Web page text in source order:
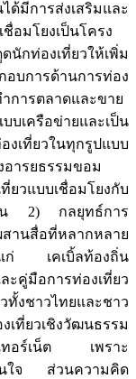
การส่งเสริมและ
อมโยงเป็นโครง
นักท่องเที่ยวให้เพิ่ม
บการด้านการท่อง
การตลาดและขาย
เครือข่ายและเป็น
เที่ยวในทุกรูปแบบ
อารยธรรมขอม
วแบบเชื่อมโยงกับ
ชน 2) กลยุทธ์การ
สานสื่อที่หลากหลาย
ก่ เคเบิ้ลท้องถิ่น
คู่มือการท่องเที่ยว
งชาวไทยและชาว
ที่ยวเชิงวัฒนธรรม
เทอร์เน็ต เพราะ
สินใจ ส่วนความคิด